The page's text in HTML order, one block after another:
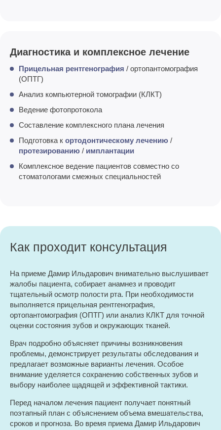
Диагностика и комплексное лечение
Прицельная рентгенография / ортопантомография
(ОПТГ)
Анализ компьютерной томографии (КЛКТ)
Ведение фотопротокола
Составление комплексного плана лечения
Подготовка к ортодонтическому лечению /
протезированию / имплантации
Комплексное ведение пациентов совместно со
стоматологами смежных специальностей
Как проходит консультация
На приеме Дамир Ильдарович внимательно выслушивает
жалобы пациента, собирает анамнез и проводит
тщательный осмотр полости рта. При необходимости
выполняется прицельная рентгенография,
ортопантомография (ОПТГ) или анализ КЛКТ для точной
оценки состояния зубов и окружающих тканей.
Врач подробно объясняет причины возникновения
проблемы, демонстрирует результаты обследования и
предлагает возможные варианты лечения. Особое
внимание уделяется сохранению собственных зубов и
выбору наиболее щадящей и эффективной тактики.
Перед началом лечения пациент получает понятный
поэтапный план с объяснением объема вмешательства,
сроков и прогноза. Во время приема Дамир Ильдарович